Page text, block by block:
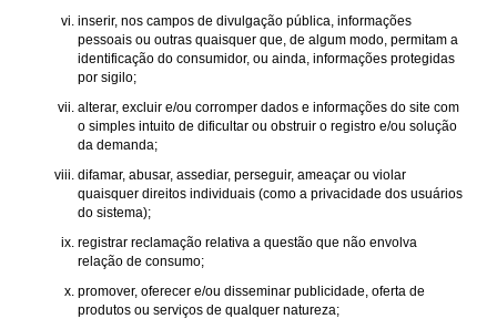
inserir, nos campos de divulgação pública, informações
pessoais ou outras quaisquer que, de algum modo, permitam a
identificação do consumidor, ou ainda, informações protegidas
por sigilo;
alterar, excluir e/ou corromper dados e informações do site com
o simples intuito de dificultar ou obstruir o registro e/ou solução
da demanda;
difamar, abusar, assediar, perseguir, ameaçar ou violar
quaisquer direitos individuais (como a privacidade dos usuários
do sistema);
registrar reclamação relativa a questão que não envolva
relação de consumo;
promover, oferecer e/ou disseminar publicidade, oferta de
produtos ou serviços de qualquer natureza;